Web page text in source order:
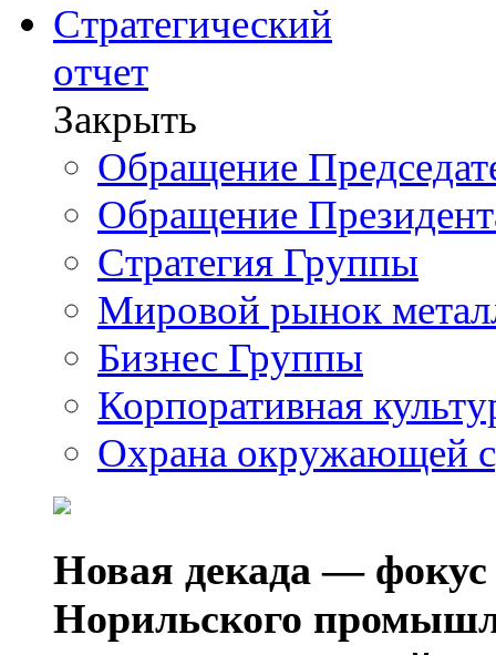
Стратегический
отчет
Закрыть
Обращение
Обращение
Стратегия Группы
Мировой рынок
Бизнес Группы
Корпоративная
Охрана окружающей
Новая декада — фокус
Норильского